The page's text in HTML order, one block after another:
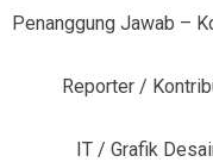
Penanggung Jawab –
Reporter /
IT / Grafik